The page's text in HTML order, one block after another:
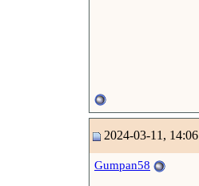
2024-03-11, 14:06
Gumpan58